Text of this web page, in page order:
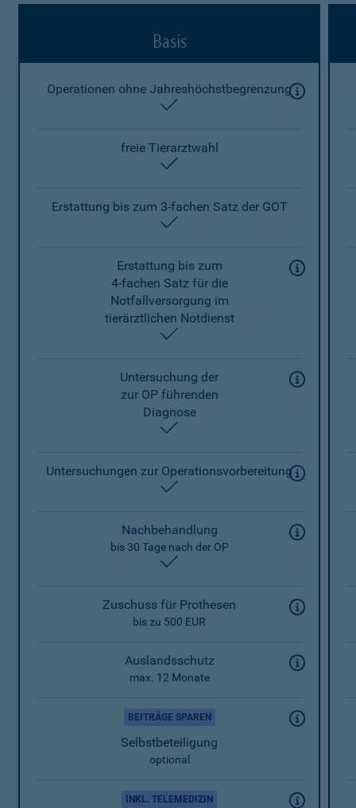
Basis
Operationen ohne Jahreshöchstbegrenzung
freie Tierarztwahl
Erstattung bis zum 3-fachen Satz der GOT
Erstattung bis zum
4-fachen Satz für die
Notfallversorgung im
tierärztlichen Notdienst
Untersuchung der
zur OP führenden
Diagnose
Untersuchungen zur Operationsvorbereitung
Nachbehandlung
bis 30 Tage nach der OP
Zuschuss für Prothesen
bis zu 500 EUR
Auslandsschutz
max. 12 Monate
BEITRÄGE SPAREN
Selbstbeteiligung
optional
INKL. TELEMEDIZIN